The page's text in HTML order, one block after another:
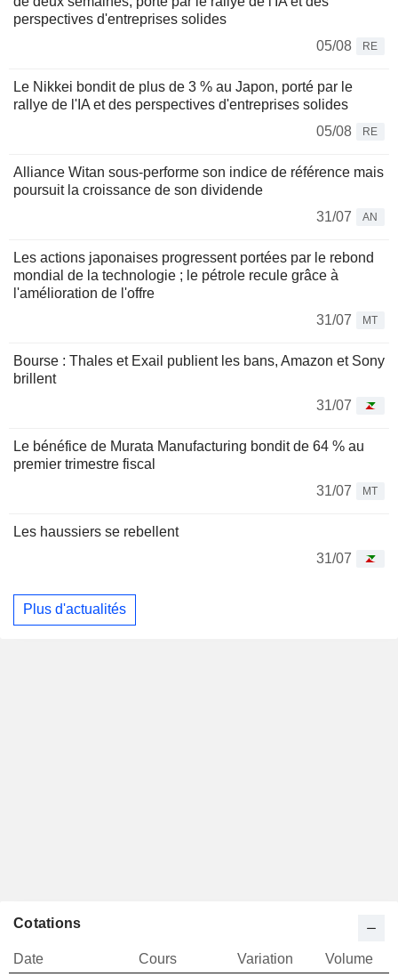
perspectives d'entreprises solides
05/08
RE
Le Nikkei bondit de plus de 3 % au Japon, porté par le
rallye de l'IA et des perspectives d'entreprises solides
05/08
RE
Alliance Witan sous-performe son indice de référence mais
poursuit la croissance de son dividende
31/07
AN
Les actions japonaises progressent portées par le rebond
mondial de la technologie ; le pétrole recule grâce à
l'amélioration de l'offre
31/07
MT
Bourse : Thales et Exail publient les bans, Amazon et Sony
brillent
31/07
Le bénéfice de Murata Manufacturing bondit de 64 % au
premier trimestre fiscal
31/07
MT
Les haussiers se rebellent
31/07
Plus d'actualités
Cotations
Date Cours Variation
Volume